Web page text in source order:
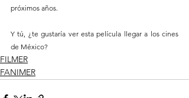
próximos años.
Y tú, ¿te gustaría ver esta película llegar a los cines
de México?
FILMER
FANIMER